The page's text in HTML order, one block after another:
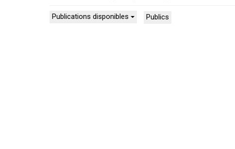
Publications disponibles Publics